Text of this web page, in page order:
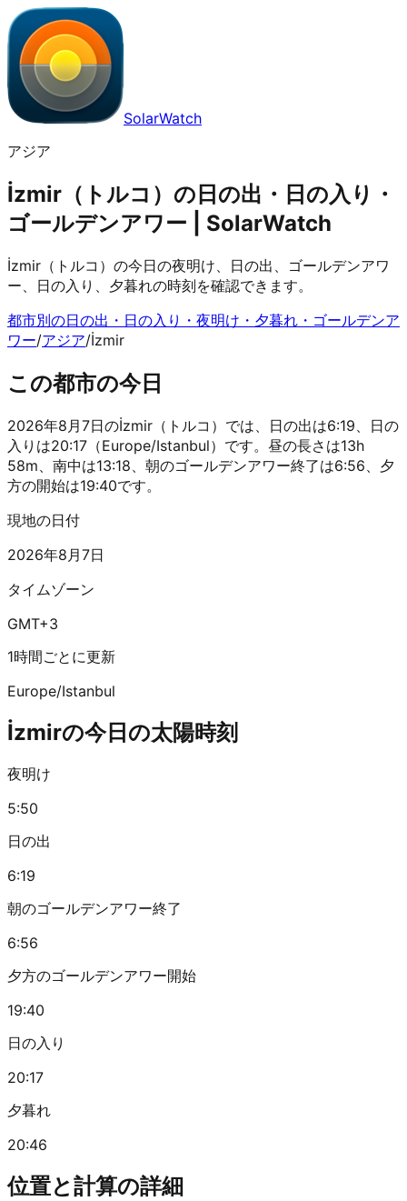
SolarWatch
アジア
İzmir（トルコ）の日の出・日の入り・
ゴールデンアワー | SolarWatch
İzmir（トルコ）の今日の夜明け、日の出、ゴールデンアワ
ー、日の入り、夕暮れの時刻を確認できます。
都市別の日の出・日の入り・夜明け・夕暮れ・ゴールデンア
ワー/アジア/İzmir
この都市の今日
2026年8月7日のİzmir（トルコ）では、日の出は6:19、日の
入りは20:17（Europe/Istanbul）です。昼の長さは13h
58m、南中は13:18、朝のゴールデンアワー終了は6:56、夕
方の開始は19:40です。
現地の日付
2026年8月7日
タイムゾーン
GMT+3
1時間ごとに更新
Europe/Istanbul
İzmirの今日の太陽時刻
夜明け
5:50
日の出
6:19
朝のゴールデンアワー終了
6:56
夕方のゴールデンアワー開始
19:40
日の入り
20:17
夕暮れ
20:46
位置と計算の詳細